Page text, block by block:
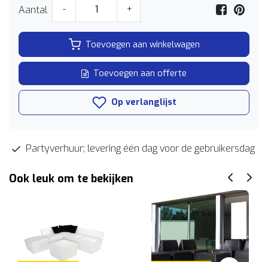
Aantal - +
Toevoegen aan winkelwagen
Toevoegen aan offerte
Op verlanglijst
Partyverhuur; levering één dag voor de gebruikersdag
Ook leuk om te bekijken